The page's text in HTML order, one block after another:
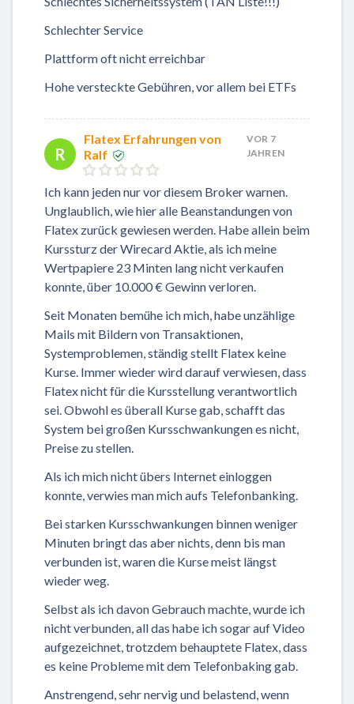
Schlechter Service
Plattform oft nicht erreichbar
Hohe versteckte Gebühren, vor allem bei ETFs
R
Flatex Erfahrungen von
Ralf
VOR 7
JAHREN
Ich kann jeden nur vor diesem Broker warnen.
Unglaublich, wie hier alle Beanstandungen von
Flatex zurück gewiesen werden. Habe allein beim
Kurssturz der Wirecard Aktie, als ich meine
Wertpapiere 23 Minten lang nicht verkaufen
konnte, über 10.000 € Gewinn verloren.
Seit Monaten bemühe ich mich, habe unzählige
Mails mit Bildern von Transaktionen,
Systemproblemen, ständig stellt Flatex keine
Kurse. Immer wieder wird darauf verwiesen, dass
Flatex nicht für die Kursstellung verantwortlich
sei. Obwohl es überall Kurse gab, schafft das
System bei großen Kursschwankungen es nicht,
Preise zu stellen.
Als ich mich nicht übers Internet einloggen
konnte, verwies man mich aufs Telefonbanking.
Bei starken Kursschwankungen binnen weniger
Minuten bringt das aber nichts, denn bis man
verbunden ist, waren die Kurse meist längst
wieder weg.
Selbst als ich davon Gebrauch machte, wurde ich
nicht verbunden, all das habe ich sogar auf Video
aufgezeichnet, trotzdem behauptete Flatex, dass
es keine Probleme mit dem Telefonbaking gab.
Anstrengend, sehr nervig und belastend, wenn